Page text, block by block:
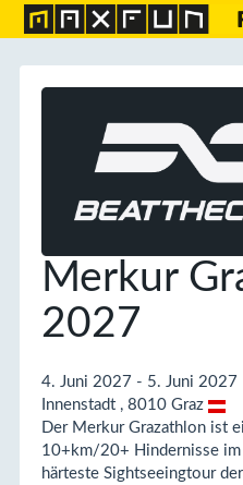
Merkur
2027
4. Juni 2027 - 5. Juni 2027
Innenstadt , 8010 Graz
Der Merkur Grazathlon ist
10+km/20+ Hindernisse
härteste Sightseeingtour